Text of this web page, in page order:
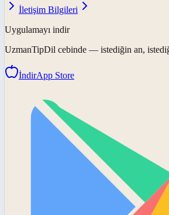
İletişim Bilgileri
Uygulamayı indir
UzmanTipDil cebinde — istediğin an,
İndirApp Store